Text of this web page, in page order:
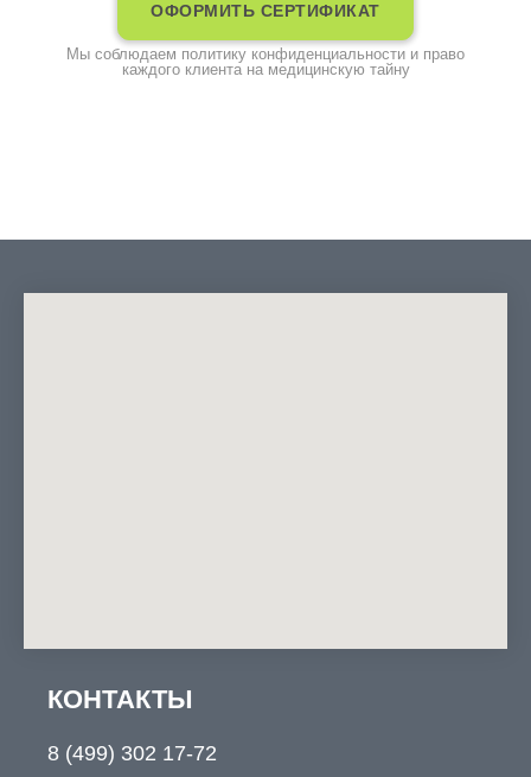
ОФОРМИТЬ СЕРТИФИКАТ
Мы соблюдаем политику конфиденциальности и право
каждого клиента на медицинскую тайну
КОНТАКТЫ
8 (499) 302 17-72
МАГАЗИН